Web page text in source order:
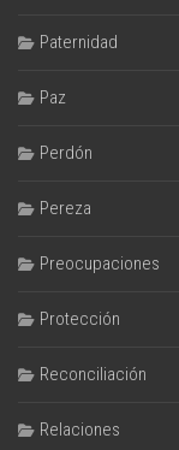
Paternidad
Paz
Perdón
Pereza
Preocupaciones
Protección
Reconciliación
Relaciones